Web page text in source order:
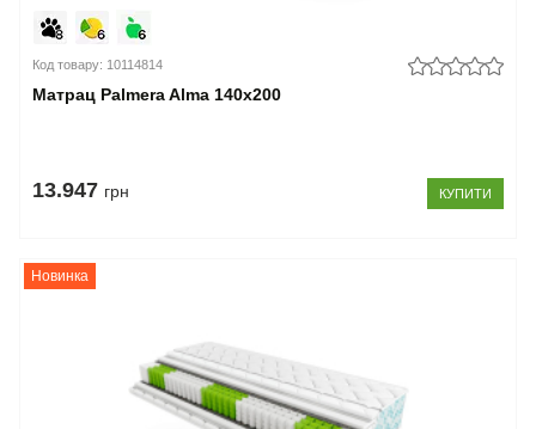
Код товару: 10114814
Матрац Palmera Alma 140x200
13.947 грн КУПИТИ
Новинка